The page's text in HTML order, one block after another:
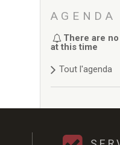
AGENDA
There are
at this time
Tout l'agenda